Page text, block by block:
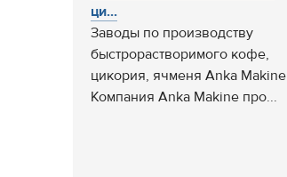
ци...
Заводы по производству
быстрорастворимого кофе,
цикория, ячменя Anka Makine
Компания Anka Makine про...